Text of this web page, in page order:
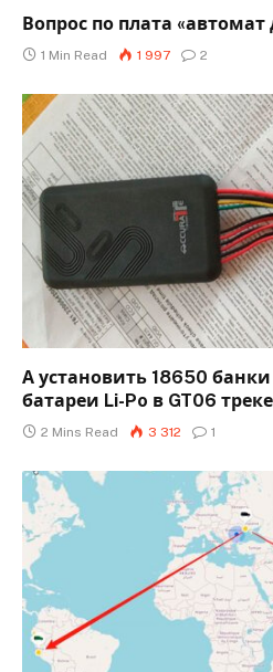
Вопрос по плата
1 Min Read 1 997 2
А установить 18650
батареи Li-Po в GT06
2 Mins Read 3 312 1